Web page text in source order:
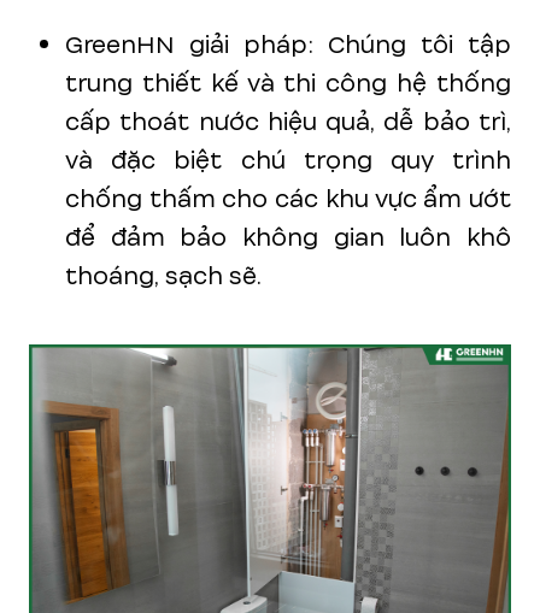
GreenHN giải pháp: Chúng tôi tập
trung thiết kế và thi công hệ thống
cấp thoát nước hiệu quả, dễ bảo trì,
và đặc biệt chú trọng quy trình
chống thấm cho các khu vực ẩm ướt
để đảm bảo không gian luôn khô
thoáng, sạch sẽ.